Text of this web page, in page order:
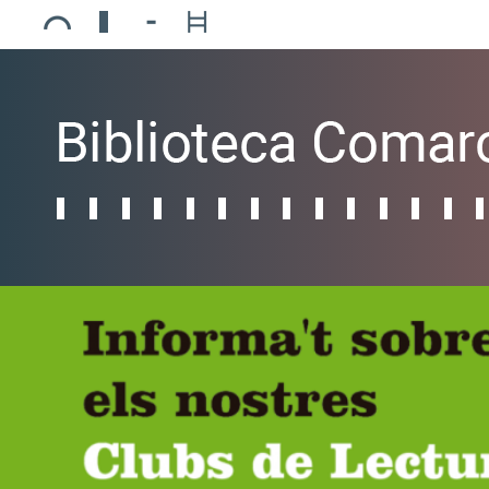
Ajuntament de Mollerussa
Biblioteca Comarcal Jaume Vila
Piscines de Mollerussa